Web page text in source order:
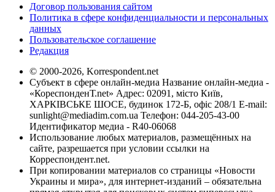
Договор пользования сайтом
Политика в сфере конфиденциальности и персональных
данных
Пользовательское соглашение
Редакция
© 2000-2026, Korrespondent.net
Субъект в сфере онлайн-медиа Название онлайн-медиа -
«КореспонденТ.net» Адрес: 02091, місто Київ,
ХАРКІВСЬКЕ ШОСЕ, будинок 172-Б, офіс 208/1 E-mail:
sunlight@mediadim.com.ua Телефон: 044-205-43-00
Идентификатор медиа - R40-06068
Использование любых материалов, размещённых на
сайте, разрешается при условии ссылки на
Корреспондент.net.
При копировании материалов со страницы «Новости
Украины и мира», для интернет-изданий – обязательна